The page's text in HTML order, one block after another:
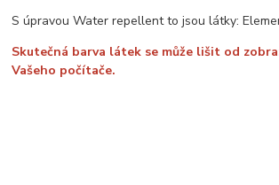
S úpravou Water repellent to jsou látky:
Skutečná barva látek se může lišit od
Vašeho počítače.